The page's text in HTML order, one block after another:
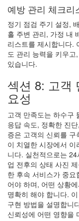
예방 관리 체크리
정기 점검 주기 설정,
홀 주변 관리, 가정 내
리스트를 제시합니다.
도 관리 능력을 키우
있습니다.
섹션 8: 고객
요성
고객 만족도는 하수구
응답 속도, 정확한 진
증은 고객의 신뢰를
이 치열한 시장에서
니다. 실천적으로는
업 전후의 상태 사진
한 후속 서비스가 중
어야 하며, 어떤 상황
명확히 해야 합니다.
구현 방법을 설명합니
신뢰성에 어떤 영향을